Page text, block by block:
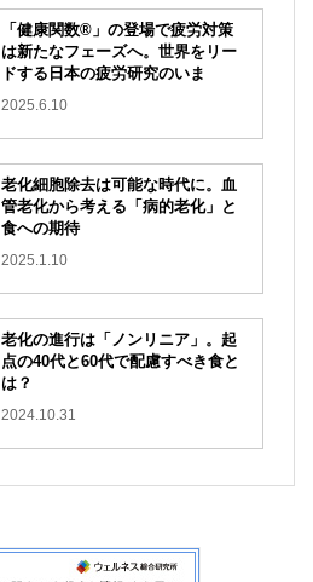
「健康関数®」の登場で疲労対策
は新たなフェーズへ。世界をリー
ドする日本の疲労研究のいま
2025.6.10
老化細胞除去は可能な時代に。血
管老化から考える「病的老化」と
食への期待
2025.1.10
老化の進行は「ノンリニア」。起
点の40代と60代で配慮すべき食と
は？
2024.10.31